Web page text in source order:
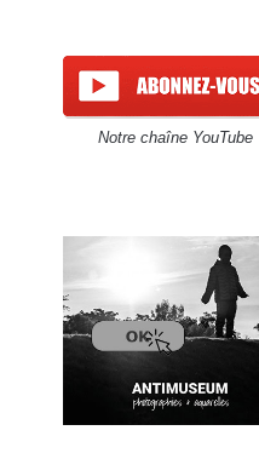
Notre chaîne YouTube